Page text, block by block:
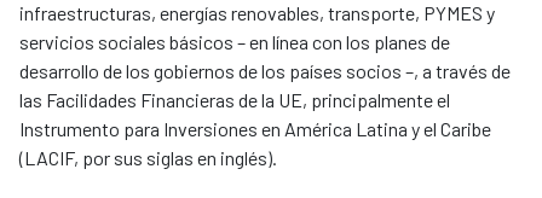
infraestructuras, energías renovables, transporte, PYMES y
servicios sociales básicos – en línea con los planes de
desarrollo de los gobiernos de los países socios –, a través de
las Facilidades Financieras de la UE, principalmente el
Instrumento para Inversiones en América Latina y el Caribe
(LACIF, por sus siglas en inglés).